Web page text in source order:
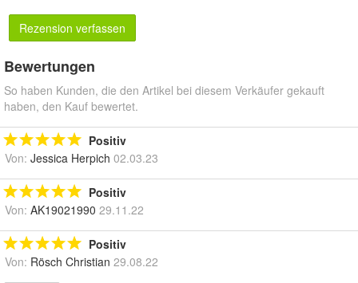
Rezension verfassen
Bewertungen
So haben Kunden, die den Artikel bei diesem Verkäufer gekauft
haben, den Kauf bewertet.
Positiv
Von: Jessica Herpich 02.03.23
Positiv
Von: AK19021990 29.11.22
Positiv
Von: Rösch Christian 29.08.22